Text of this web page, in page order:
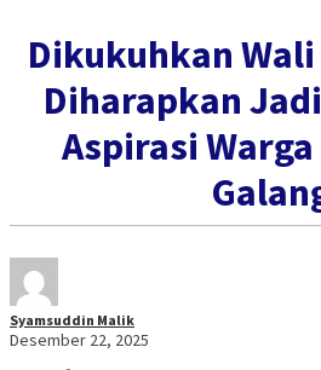
Dikukuhkan Wali
Diharapkan
Aspirasi
Syamsuddin Malik
Desember 22, 2025